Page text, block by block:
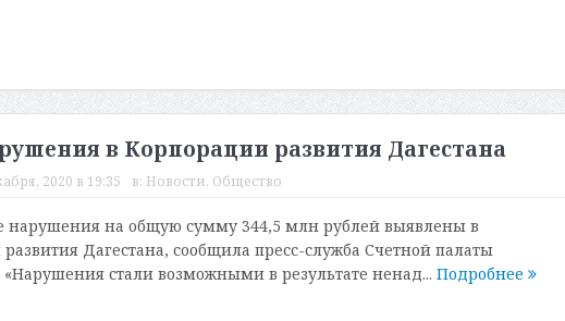
в Корпорации развития Дагестана
2020 в 19:35 в: Новости, Общество
нарушения на общую сумму 344,5 млн рублей выявлены в
Дагестана, сообщила пресс-служба Счетной палаты
«Нарушения стали возможными в результате ненад... Подробнее